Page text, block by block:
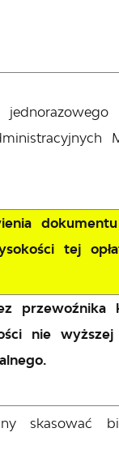
dokumentu
tej
nie
skasować